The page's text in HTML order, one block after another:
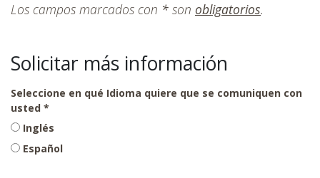
Los campos marcados con * son obligatorios.
Solicitar más información
Seleccione en qué Idioma quiere que se comuniquen con
usted
Inglés
Español